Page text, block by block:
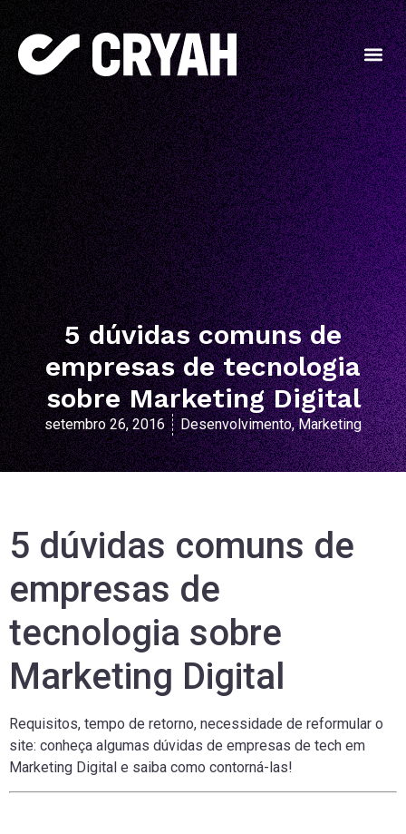
5 dúvidas comuns de
empresas de tecnologia
sobre Marketing Digital
setembro 26, 2016 Desenvolvimento,Marketing
5 dúvidas comuns de
empresas de
tecnologia sobre
Marketing Digital
Requisitos, tempo de retorno, necessidade de reformular o
site: conheça algumas dúvidas de empresas de tech em
Marketing Digital e saiba como contorná-las!